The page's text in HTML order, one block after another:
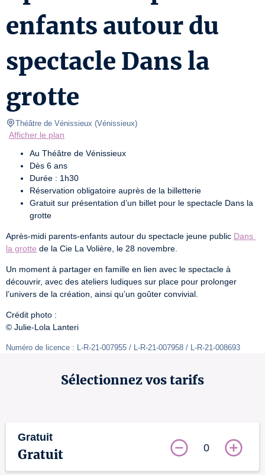
enfants autour du
spectacle Dans la
grotte
Théâtre de Vénissieux (Vénissieux)
Afficher le plan
Au Théâtre de Vénissieux
Dès 6 ans
Durée : 1h30
Réservation obligatoire auprès de la billetterie
Gratuit sur présentation d’un billet pour le spectacle Dans la
grotte
Après-midi parents-enfants autour du spectacle jeune public Dans
la grotte de la Cie La Volière, le 28 novembre.
Un moment à partager en famille en lien avec le spectacle à
découvrir, avec des ateliers ludiques sur place pour prolonger
l’univers de la création, ainsi qu’un goûter convivial.
Crédit photo :
© Julie-Lola Lanteri
Numéro de licence : L-R-21-007955 / L-R-21-007958 / L-R-21-008693
Sélectionnez vos tarifs
Gratuit
Gratuit 0